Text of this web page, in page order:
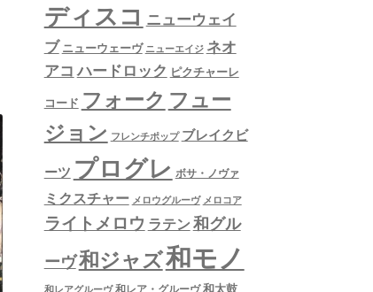
ディスコ ニューウェイ
ブ ニューウェーヴ ニューエイジ ネオ
アコ ハードロック ピクチャーレ
コード フォーク フュー
ジョン フレンチポップ ブレイクビ
ーツ プログレ ボサ・ノヴァ
ミクスチャー メロウグルーヴ メロコア
ライトメロウ ラテン 和グル
ーヴ和ジャズ和モノ
和レア・グルーヴ 和太鼓